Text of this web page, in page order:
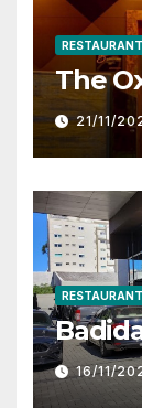
The
21/11/
16/11/